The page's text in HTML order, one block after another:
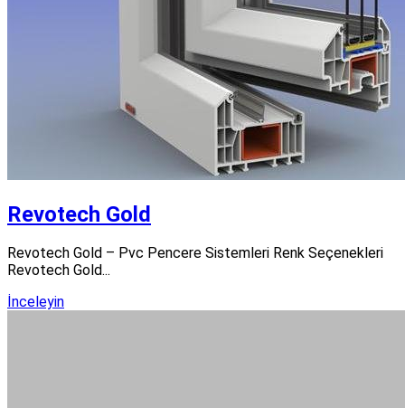
Revotech Gold
Revotech Gold – Pvc Pencere Sistemleri Renk Seçenekleri
Revotech Gold...
İnceleyin